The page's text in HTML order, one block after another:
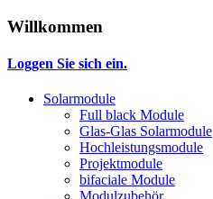
Willkommen
Loggen Sie sich ein.
Solarmodule
Full black Module
Glas-Glas Solarmodule
Hochleistungsmodule
Projektmodule
bifaciale Module